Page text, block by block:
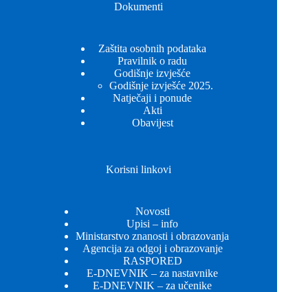
Dokumenti
Zaštita osobnih podataka
Pravilnik o radu
Godišnje izvješće
Godišnje izvješće 2025.
Natječaji i ponude
Akti
Obavijest
Korisni linkovi
Novosti
Upisi – info
Ministarstvo znanosti i obrazovanja
Agencija za odgoj i obrazovanje
RASPORED
E-DNEVNIK – za nastavnike
E-DNEVNIK – za učenike